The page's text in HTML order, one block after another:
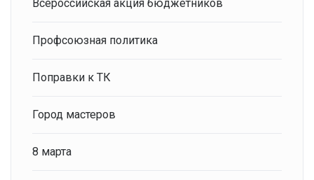
Всероссийская акция бюджетников
Профсоюзная политика
Поправки к ТК
Город мастеров
8 марта